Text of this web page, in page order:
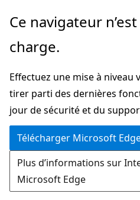
Passer
directement
au
principal
Ce navigateur
charge.
Effectuez une mise à
tirer parti des dernières
jour de sécurité et du
Télécharger Microsoft
Plus d’informations sur
Microsoft Edge